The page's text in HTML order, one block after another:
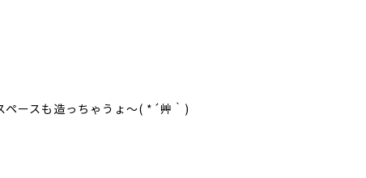
造っちゃうょ～( *´艸｀)